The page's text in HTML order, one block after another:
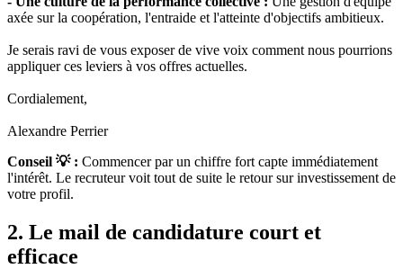
axée sur la coopération, l'entraide et l'atteinte d'objectifs ambitieux.
Je serais ravi de vous exposer de vive voix comment nous pourrions
appliquer ces leviers à vos offres actuelles.
Cordialement,
Alexandre Perrier
Conseil 💡 : Commencer par un chiffre fort capte immédiatement
l'intérêt. Le recruteur voit tout de suite le retour sur investissement de
votre profil.
2. Le mail de candidature court et
efficace